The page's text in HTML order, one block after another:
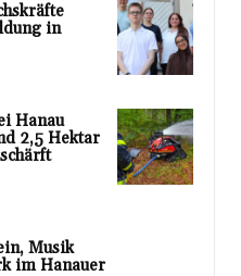
in
Hanau
2,5 Hektar
Musik
im Hanauer